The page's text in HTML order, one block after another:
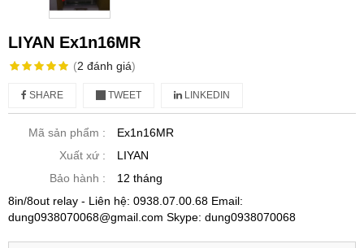
LIYAN Ex1n16MR
(2 đánh giá)
SHARE TWEET LINKEDIN
Mã sản phẩm :
Ex1n16MR
Xuất xứ :
LIYAN
Bảo hành :
12 tháng
8in/8out relay - Liên hệ: 0938.07.00.68 Email:
dung0938070068@gmail.com Skype: dung0938070068